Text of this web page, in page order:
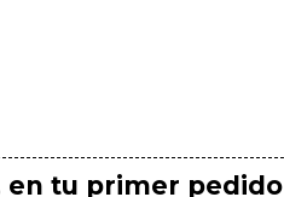
en tu primer pedido